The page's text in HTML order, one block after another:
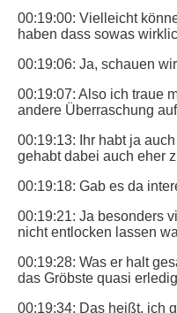
00:19:00: Vielleicht
haben dass sowas
00:19:06: Ja, schauen
00:19:07: Also ich traue
andere Überraschung
00:19:13: Ihr habt ja
gehabt dabei auch eher
00:19:18: Gab es da
00:19:21: Ja besonders
nicht entlocken lassen
00:19:28: Was er halt
das Gröbste quasi
00:19:34: Das heißt, ich